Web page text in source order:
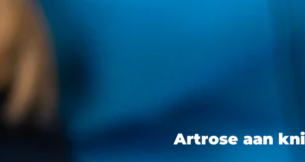
Artrose aan